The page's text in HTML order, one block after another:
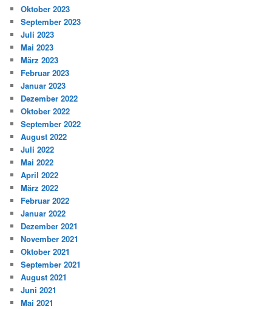
Oktober 2023
September 2023
Juli 2023
Mai 2023
März 2023
Februar 2023
Januar 2023
Dezember 2022
Oktober 2022
September 2022
August 2022
Juli 2022
Mai 2022
April 2022
März 2022
Februar 2022
Januar 2022
Dezember 2021
November 2021
Oktober 2021
September 2021
August 2021
Juni 2021
Mai 2021